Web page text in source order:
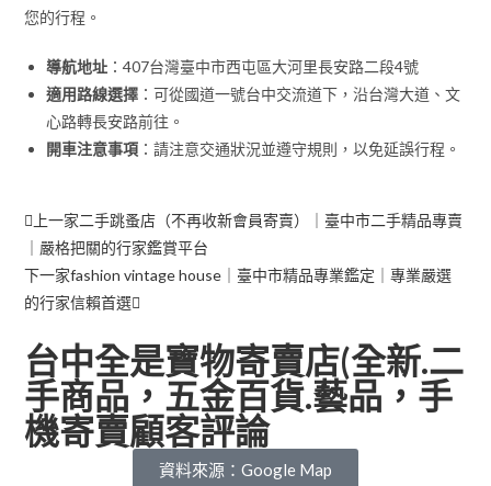
您的行程。
導航地址 ：407台灣臺中市西屯區大河里長安路二段4號
適用路線選擇 ：可從國道一號台中交流道下，沿台灣大道、文
心路轉長安路前往。
開車注意事項 ：請注意交通狀況並遵守規則，以免延誤行程。
上一家二手跳蚤店（不再收新會員寄賣）｜臺中市二手精品專賣
｜嚴格把關的行家鑑賞平台
下一家fashion vintage house｜臺中市精品專業鑑定｜專業嚴選
的行家信賴首選
台中全是寶物寄賣店(全新.二
手商品，五金百貨.藝品，手
機寄賣顧客評論
資料來源：Google Map